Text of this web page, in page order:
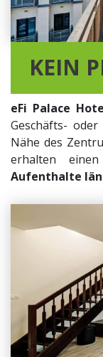
KEIN
eFi Palace
Geschäfts-
Nähe des
erhalten
Aufenthalte